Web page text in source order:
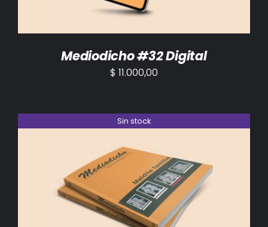
Mediodicho #32 Digital
$ 11.000,00
Sin stock
DETALLES